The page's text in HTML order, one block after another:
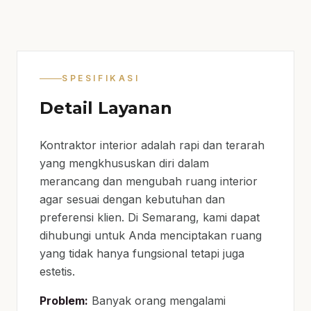
SPESIFIKASI
Detail Layanan
Kontraktor interior adalah rapi dan terarah
yang mengkhususkan diri dalam
merancang dan mengubah ruang interior
agar sesuai dengan kebutuhan dan
preferensi klien. Di Semarang, kami dapat
dihubungi untuk Anda menciptakan ruang
yang tidak hanya fungsional tetapi juga
estetis.
Problem: Banyak orang mengalami